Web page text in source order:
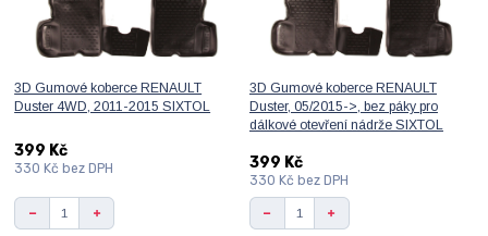
3D Gumové koberce RENAULT
Duster 4WD, 2011-2015 SIXTOL
399 Kč
330 Kč bez DPH
3D Gumové koberce RENAULT
Duster, 05/2015->, bez páky pro
dálkové otevření nádrže SIXTOL
399 Kč
330 Kč bez DPH